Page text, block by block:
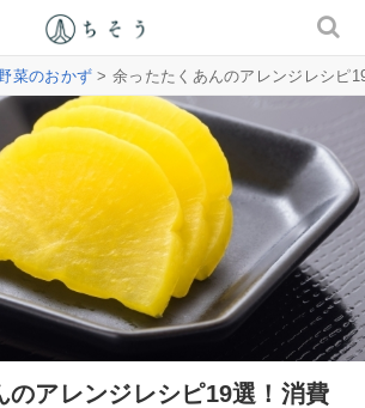
菜のおかず > 余ったたくあんのアレンジレシピ
のアレンジレシピ19選！消費